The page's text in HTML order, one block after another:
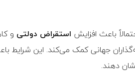
باعث افزایش استقراض دولتی و
جهانی کمک می‌کند. این شرایط
دهند.